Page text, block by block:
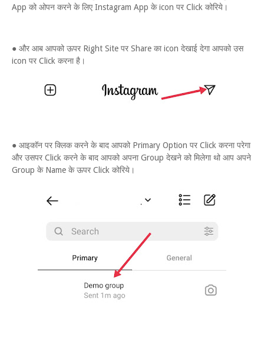
App को ओपन करने के लिए Instagram App के icon पर Click कोरिये।
● और आब आपको ऊपर Right Site पर Share का icon देखाई देगा आपको उस
icon पर Click करना है।
● आइकॉन पर क्लिक करने के बाद आपको Primary Option पर Click करना परेगा
और उसपर Click करने के बाद आपको अपना Group देखने को मिलेगा थो आप अपने
Group के Name के ऊपर Click कोरिये।